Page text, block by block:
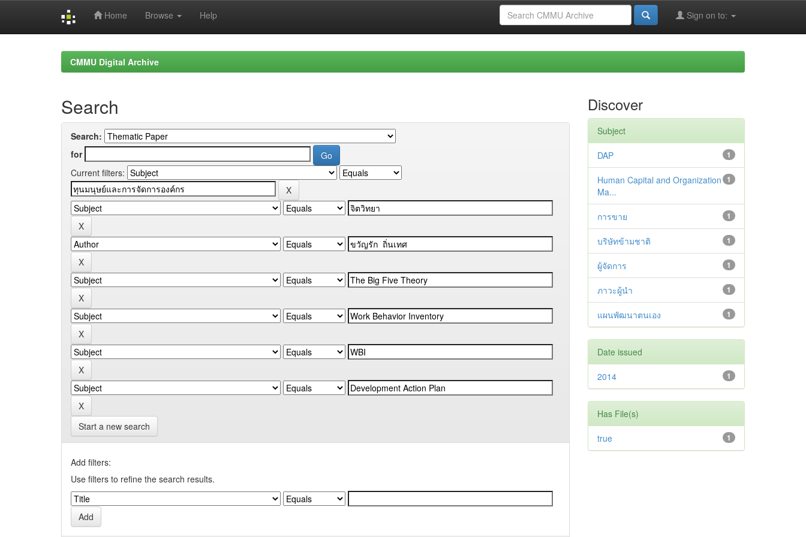
Home Browse Help Sign on to:
CMMU Digital Archive
Search
Search:
for
Current filters:
Start a new search
Add filters:
Use filters to refine the search results.
Discover
Subject
1
DAP
1
Human Capital and Organization
Ma...
1
การขาย
1
บริษัทข้ามชาติ
1
ผู้จัดการ
1
ภาวะผู้นำ
1
แผนพัฒนาตนเอง
Date issued
1
2014
Has File(s)
1
true